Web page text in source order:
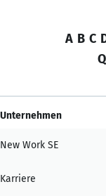
A B C
Q
Unternehmen
New Work SE
Karriere